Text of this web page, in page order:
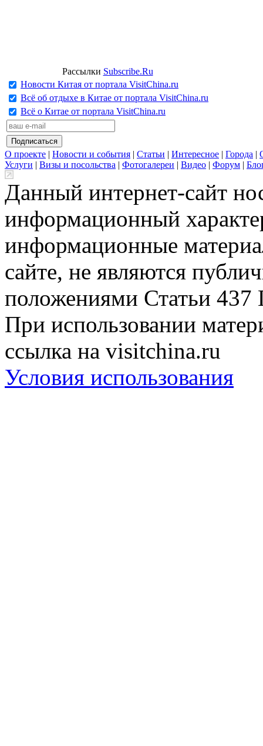
Рассылки Subscribe.Ru
Новости Китая от портала VisitChina.ru
Всё об отдыхе в Китае от портала VisitChina.ru
Всё о Китае от портала VisitChina.ru
О проекте | Новости и события | Статьи | Интересное | Города |
Услуги | Визы и посольства | Фотогалереи | Видео | Форум |
Данный интернет-сайт
информационный
информационные
сайте, не являются
положениями Статьи 437
При использовании
ссылка на visitchina.ru
Условия использования